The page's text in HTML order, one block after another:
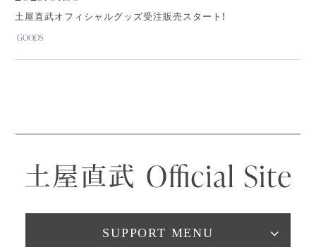
土屋直武オフィシャルグッズ受注販売スタート！
GOODS
SUPPORT MENU